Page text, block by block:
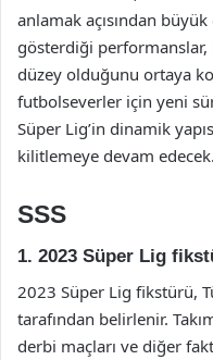
anlamak açısından büyük
gösterdiği
düzey olduğunu ortaya
futbolseverler için yeni
Süper Lig’in dinamik
kilitlemeye devam edecek.
SSS
1. 2023 Süper Lig
2023 Süper Lig fikstürü,
tarafından belirlenir.
derbi maçları ve diğer